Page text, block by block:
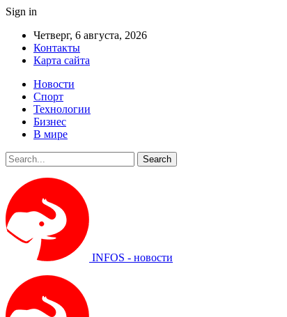
Sign in
Четверг, 6 августа, 2026
Контакты
Карта сайта
Новости
Спорт
Технологии
Бизнес
В мире
INFOS - новости